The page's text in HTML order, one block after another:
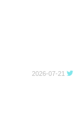
2026-07-21